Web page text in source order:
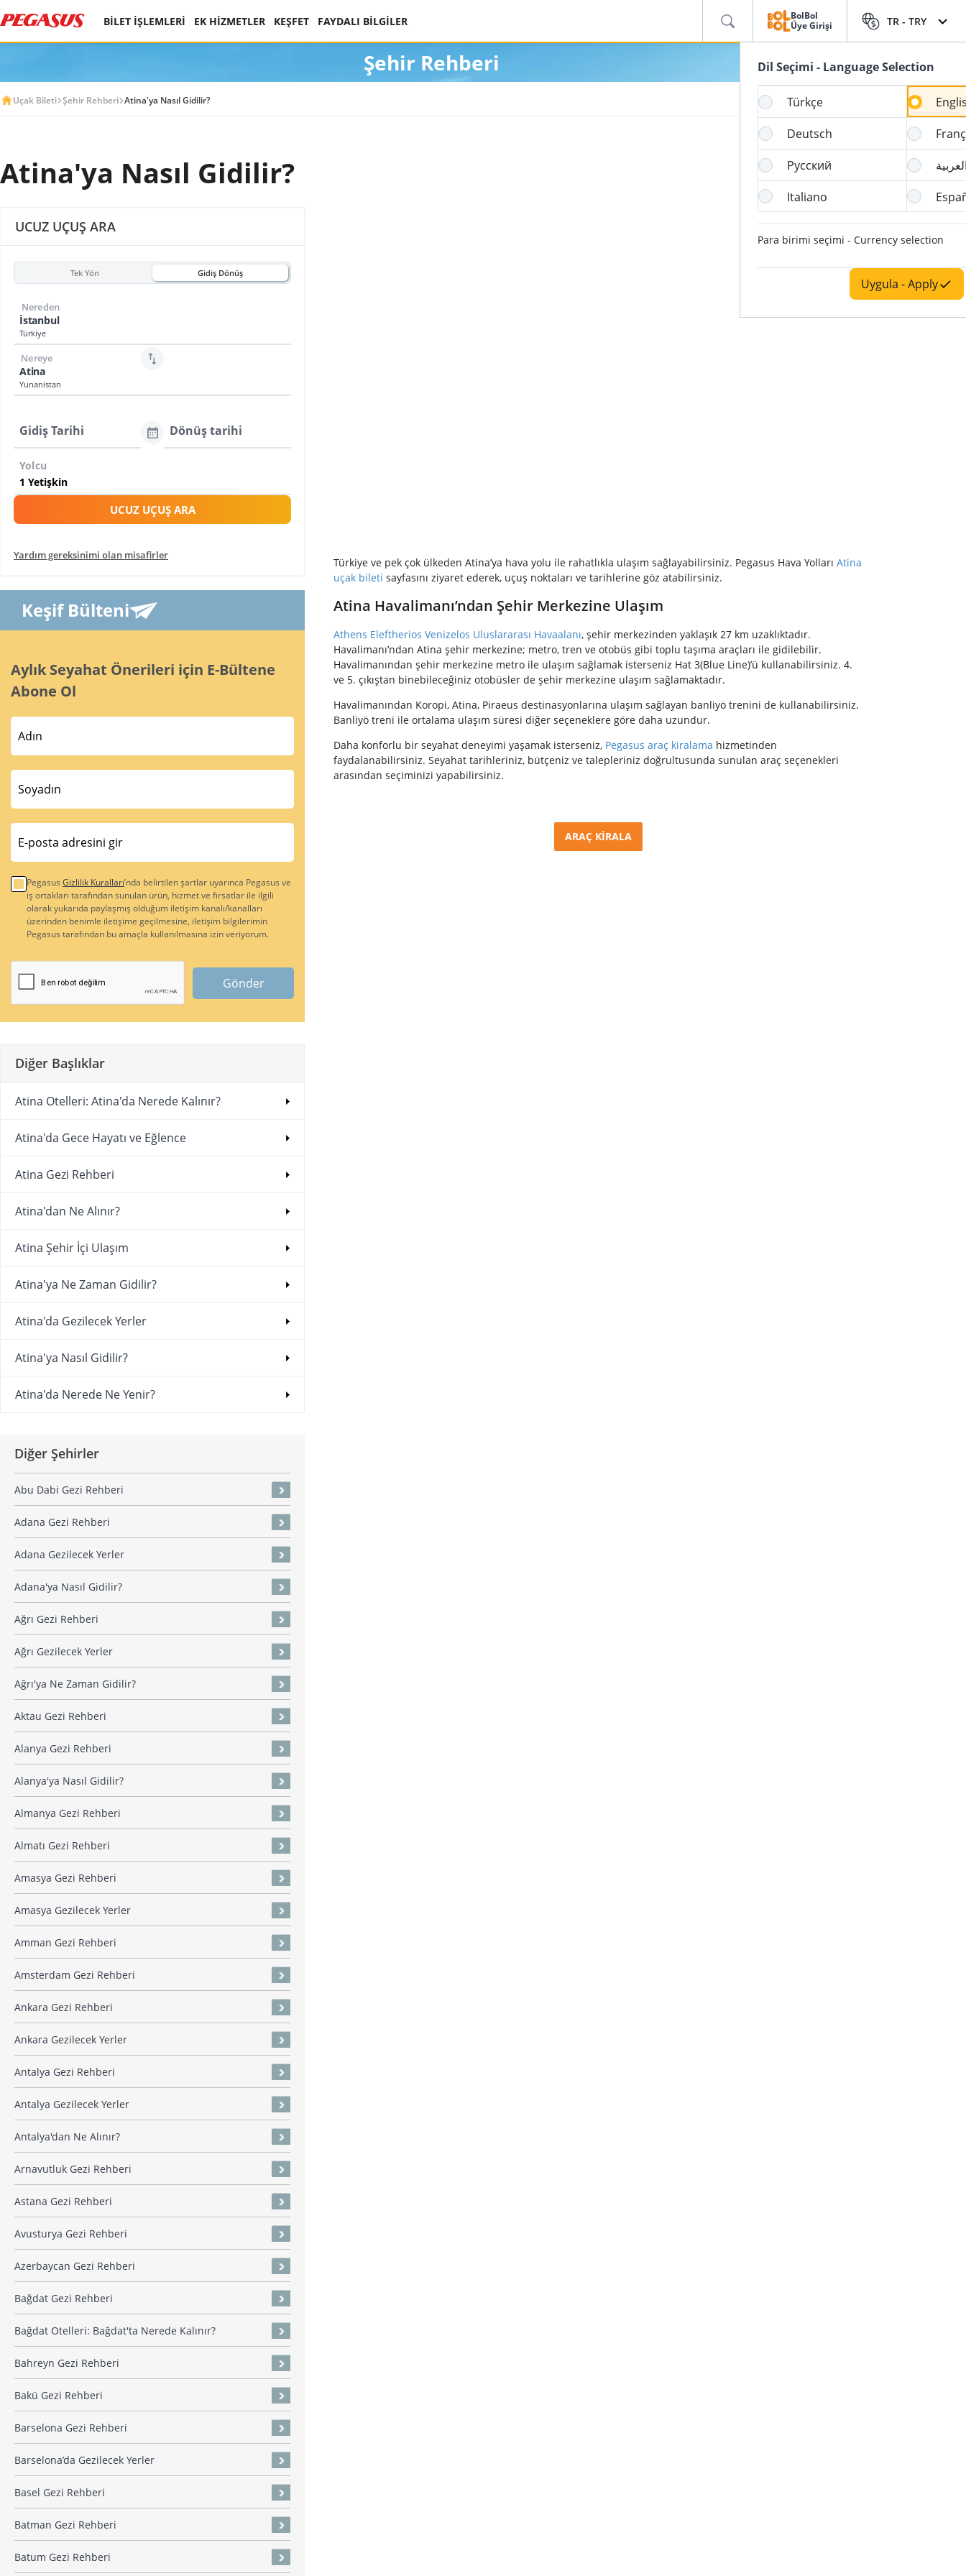
BİLET İŞLEMLERİ EK HİZMETLER KEŞFET FAYDALI BİLGİLER
BolBol
Üye Girişi
TR - TRY
Dil Seçimi - Language Selection
Türkçe
Deutsch
Русский
Italiano
Para birimi seçimi - Currency selection
Uygula - Apply
Şehir Rehberi
Uçak Bileti Şehir Rehberi Atina'ya Nasıl Gidilir?
Atina'ya Nasıl Gidilir?
UCUZ UÇUŞ ARA
Tek Yön Gidiş Dönüş
İstanbul
Türkiye
Nereden
Atina
Yunanistan
Nereye
Gidiş Tarihi Dönüş tarihi
Yolcu
UCUZ UÇUŞ ARA
Yardım gereksinimi olan misafirler
Keşif Bülteni
Aylık Seyahat Önerileri için E-Bültene
Abone Ol
Pegasus Gizlilik Kuralları’nda belirtilen şartlar uyarınca Pegasus ve
iş ortakları tarafından sunulan ürün, hizmet ve fırsatlar ile ilgili
olarak yukarıda paylaşmış olduğum iletişim kanalı/kanalları
üzerinden benimle iletişime geçilmesine, iletişim bilgilerimin
Pegasus tarafından bu amaçla kullanılmasına izin veriyorum.
Gönder
Diğer Başlıklar
Atina Otelleri: Atina'da Nerede Kalınır?
Atina'da Gece Hayatı ve Eğlence
Atina Gezi Rehberi
Atina'dan Ne Alınır?
Atina Şehir İçi Ulaşım
Atina'ya Ne Zaman Gidilir?
Atina'da Gezilecek Yerler
Atina'ya Nasıl Gidilir?
Atina'da Nerede Ne Yenir?
Diğer Şehirler
Abu Dabi Gezi Rehberi
Adana Gezi Rehberi
Adana Gezilecek Yerler
Adana'ya Nasıl Gidilir?
Ağrı Gezi Rehberi
Ağrı Gezilecek Yerler
Ağrı'ya Ne Zaman Gidilir?
Aktau Gezi Rehberi
Alanya Gezi Rehberi
Alanya'ya Nasıl Gidilir?
Almanya Gezi Rehberi
Almatı Gezi Rehberi
Amasya Gezi Rehberi
Amasya Gezilecek Yerler
Amman Gezi Rehberi
Amsterdam Gezi Rehberi
Ankara Gezi Rehberi
Ankara Gezilecek Yerler
Antalya Gezi Rehberi
Antalya Gezilecek Yerler
Antalya'dan Ne Alınır?
Arnavutluk Gezi Rehberi
Astana Gezi Rehberi
Avusturya Gezi Rehberi
Azerbaycan Gezi Rehberi
Bağdat Gezi Rehberi
Bağdat Otelleri: Bağdat'ta Nerede Kalınır?
Bahreyn Gezi Rehberi
Bakü Gezi Rehberi
Barselona Gezi Rehberi
Barselona’da Gezilecek Yerler
Basel Gezi Rehberi
Batman Gezi Rehberi
Batum Gezi Rehberi
Türkiye ve pek çok ülkeden Atina’ya hava yolu ile rahatlıkla ulaşım sağlayabilirsiniz. Pegasus Hava Yolları Atina
uçak bileti sayfasını ziyaret ederek, uçuş noktaları ve tarihlerine göz atabilirsiniz.
Atina Havalimanı’ndan Şehir Merkezine Ulaşım
Athens Eleftherios Venizelos Uluslararası Havaalanı, şehir merkezinden yaklaşık 27 km uzaklıktadır.
Havalimanı’ndan Atina şehir merkezine; metro, tren ve otobüs gibi toplu taşıma araçları ile gidilebilir.
Havalimanından şehir merkezine metro ile ulaşım sağlamak isterseniz Hat 3(Blue Line)’ü kullanabilirsiniz. 4.
ve 5. çıkıştan binebileceğiniz otobüsler de şehir merkezine ulaşım sağlamaktadır.
Havalimanından Koropi, Atina, Piraeus destinasyonlarına ulaşım sağlayan banliyö trenini de kullanabilirsiniz.
Banliyö treni ile ortalama ulaşım süresi diğer seçeneklere göre daha uzundur.
Daha konforlu bir seyahat deneyimi yaşamak isterseniz, Pegasus araç kiralama hizmetinden
faydalanabilirsiniz. Seyahat tarihleriniz, bütçeniz ve talepleriniz doğrultusunda sunulan araç seçenekleri
arasından seçiminizi yapabilirsiniz.
ARAÇ KİRALA